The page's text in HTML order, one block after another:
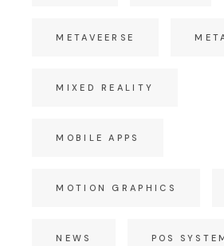
METAVEERSE
MIXED REALITY
MOBILE APPS
MOTION GRAPHICS
NEWS POS